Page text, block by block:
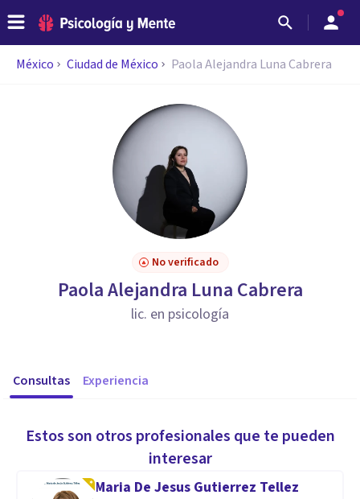
México Ciudad de México Paola Alejandra Luna Cabrera
No verificado
Paola Alejandra Luna Cabrera
lic. en psicología
Consultas Experiencia
Estos son otros profesionales que te pueden
interesar
Maria De Jesus Gutierrez Tellez